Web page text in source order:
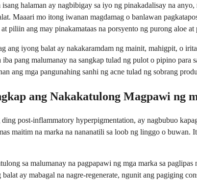
halaman ay nagbibigay sa iyo ng pinakadalisay na
Maaari mo itong iwanan magdamag o banlawan
piliin ang may pinakamataas na porsyento ng purong aloe at
ang iyong balat ay nakakaramdam ng mainit, mahigpit, o
pang malumanay na sangkap tulad ng pulot o pipino
ang mga pangunahing sanhi ng acne tulad ng sobrang
ang Nakakatulong Magpawi ng
post-inflammatory hyperpigmentation, ay nagbubuo
maitim na marka na nananatili sa loob ng linggo o buwan.
sa malumanay na pagpapawi ng mga marka sa
ay mabagal na nagre-regenerate, ngunit ang pagiging